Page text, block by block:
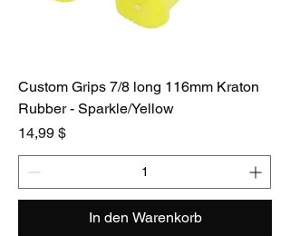
Custom Grips 7/8 long 116mm Kraton
Rubber - Sparkle/Yellow
Preis
14,99 $
In den Warenkorb